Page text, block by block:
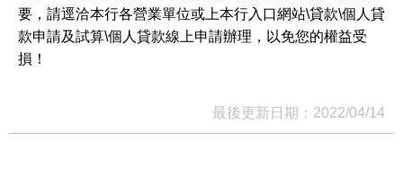
要，請逕洽本行各營業單位或上本行入口網站\貸款\個人貸
款申請及試算\個人貸款線上申請辦理，以免您的權益受
損！
最後更新日期：2022/04/14